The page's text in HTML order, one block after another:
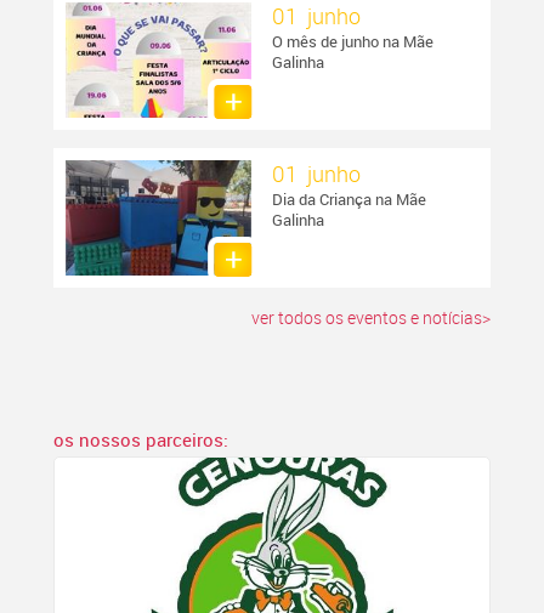
01 junho
O mês de junho na Mãe
Galinha
01 junho
Dia da Criança na Mãe
Galinha
ver todos os eventos e notícias>
os nossos parceiros: